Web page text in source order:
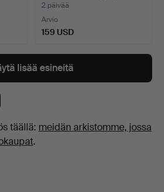
2 päivää
Arvio
159 USD
lisää esineitä
täällä: meidän arkistomme, jossa
.